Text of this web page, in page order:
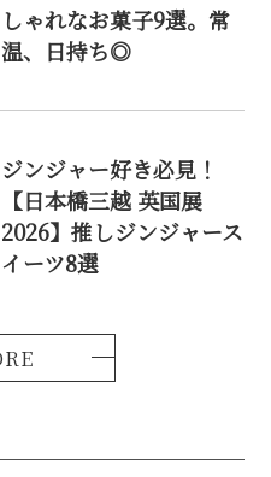
しゃれなお菓子9選。常
温、日持ち◎
ジンジャー好き必見！
【日本橋三越 英国展
2026】推しジンジャース
イーツ8選